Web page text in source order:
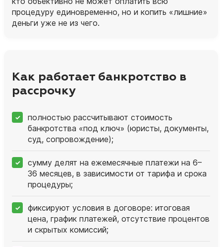
процедуру единовременно, но и копить «лишние»
деньги уже не из чего.
Как работает банкротство в
рассрочку
полностью рассчитывают стоимость
банкротства «под ключ» (юристы, документы,
суд, сопровождение);
сумму делят на ежемесячные платежи на 6–
36 месяцев, в зависимости от тарифа и срока
процедуры;
фиксируют условия в договоре: итоговая
цена, график платежей, отсутствие процентов
и скрытых комиссий;